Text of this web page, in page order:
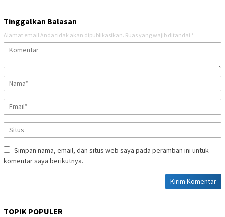
Tinggalkan Balasan
Alamat email Anda tidak akan dipublikasikan. Ruas yang wajib ditandai *
Simpan nama, email, dan situs web saya pada peramban ini untuk
komentar saya berikutnya.
TOPIK POPULER